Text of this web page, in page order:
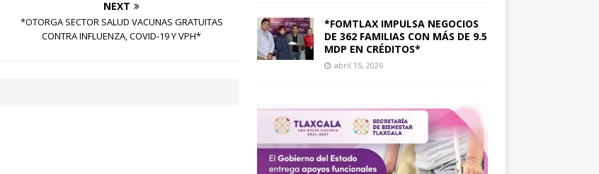
NEXT
*OTORGA SECTOR SALUD VACUNAS GRATUITAS
CONTRA INFLUENZA, COVID-19 Y VPH*
*FOMTLAX IMPULSA NEGOCIOS
DE 362 FAMILIAS CON MÁS DE 9.5
MDP EN CRÉDITOS*
abril 15, 2026